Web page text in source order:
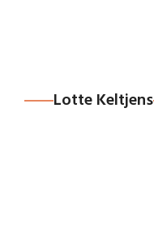
Lotte Keltjens